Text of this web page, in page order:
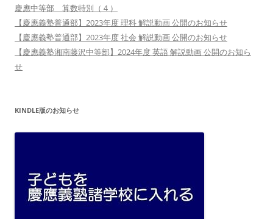
慶應中等部 算数特別（４）
【慶應義塾普通部】2023年度 理科 解説動画 公開のお知らせ
【慶應義塾普通部】2023年度 社会 解説動画 公開のお知らせ
【慶應義塾湘南藤沢中等部】2024年度 英語 解説動画 公開のお知ら
せ
KINDLE版のお知らせ